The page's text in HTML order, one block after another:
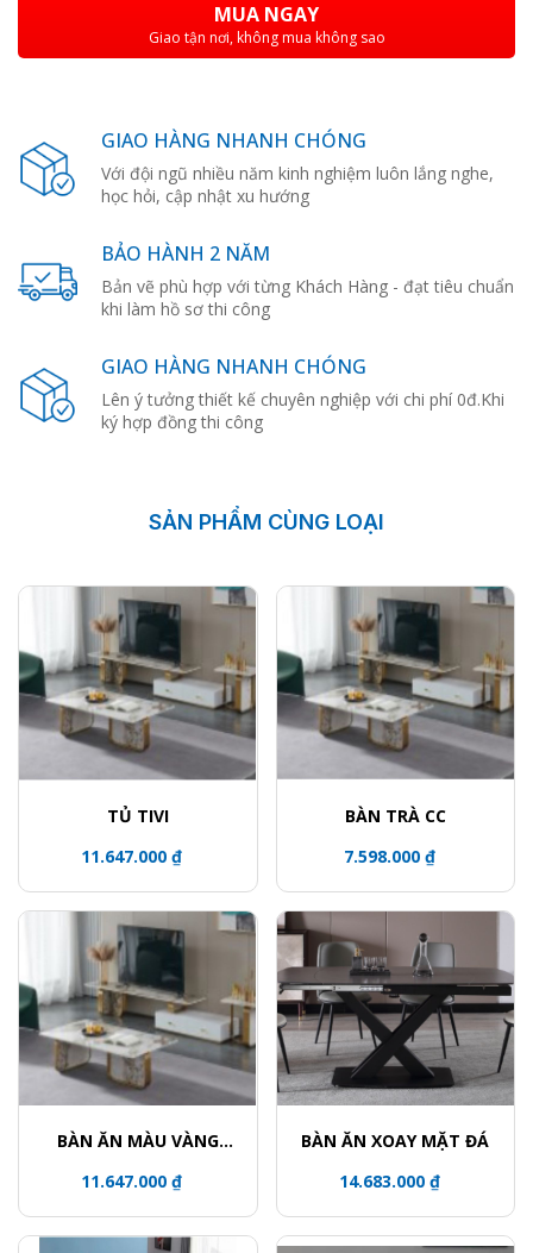
MUA NGAY
Giao tận nơi, không mua không sao
GIAO HÀNG NHANH CHÓNG
Với đội ngũ nhiều năm kinh nghiệm luôn lắng nghe,
học hỏi, cập nhật xu hướng
BẢO HÀNH 2 NĂM
Bản vẽ phù hợp với từng Khách Hàng - đạt tiêu chuẩn
khi làm hồ sơ thi công
GIAO HÀNG NHANH CHÓNG
Lên ý tưởng thiết kế chuyên nghiệp với chi phí 0đ.Khi
ký hợp đồng thi công
SẢN PHẨM CÙNG LOẠI
TỦ TIVI
11.647.000 ₫
BÀN TRÀ CC
7.598.000 ₫
BÀN ĂN MÀU VÀNG
11.647.000 ₫
BÀN ĂN XOAY MẶT ĐÁ
14.683.000 ₫